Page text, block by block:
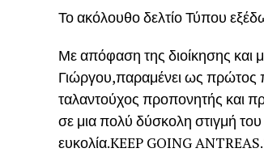
Το ακόλουθο δελτίο Τύπου
Με απόφαση της διοίκησης και
Γιώργου,παραμένει ως
ταλαντούχος προπονητής και
σε μια πολύ δύσκολη στιγμή
ευκολία.KEEP GOING ANTREAS.